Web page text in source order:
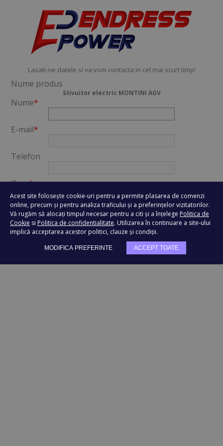
Acest site folosește cookie-uri pentru a permite plasarea de comenzi
online, precum și pentru analiza traficului și a preferințelor vizitatorilor.
Vă rugăm să alocați timpul necesar pentru a citi și a înțelege Politica de
Cookie si Politica de confidentialitate. Utilizarea în continuare a site-ului
implică acceptarea acestor politici, clauze și condiții.
MODIFICA PREFERINTE ACCEPT TOATE
Lasati-ne datele si va vom contacta in cel mai scurt timp!
Nume produs
Stivuitor electric MONTINI AGV
Nume*
E-mail*
Telefon
Oras*
Mesaj*